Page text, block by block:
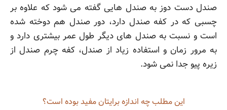
صندل دست دوز به صندل هایی گفته می شود که علاوه بر
چسبی که در کفه صندل دارد، دور صندل هم دوخته شده
است و نسبت به صندل های دیگر طول عمر بیشتری دارد و
به مرور زمان و استفاده زیاد از صندل، کفه چرم صندل از
زیره پیو جدا نمی شود.
این مطلب چه‌ اندازه برایتان مفید بوده است؟